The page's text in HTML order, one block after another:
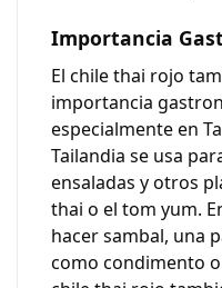
Importancia
El chile thai rojo
importancia
especialmente en
Tailandia se usa
ensaladas y otros
thai o el tom yum.
hacer sambal, una
como condimento